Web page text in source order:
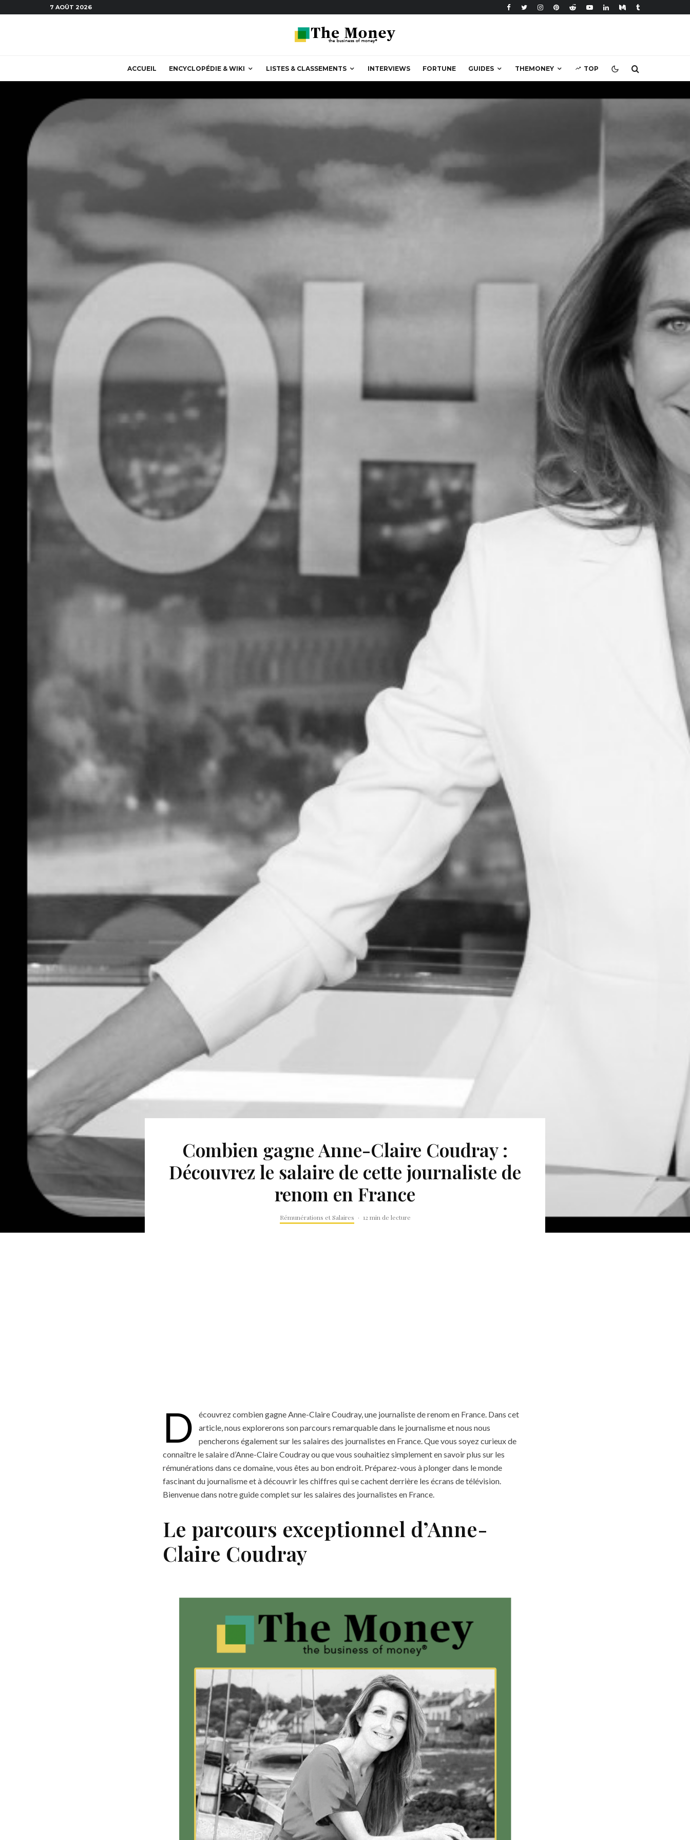
7 AOÛT 2026
ACCUEIL ENCYCLOPÉDIE & WIKI LISTES & CLASSEMENTS INTERVIEWS FORTUNE GUIDES THEMONEY TOP
Combien gagne Anne-Claire Coudray :
Découvrez le salaire de cette journaliste de
renom en France
Rémunérations et Salaires · 12 min de lecture
D
écouvrez combien gagne Anne-Claire Coudray, une journaliste de renom en France. Dans cet
article, nous explorerons son parcours remarquable dans le journalisme et nous nous
pencherons également sur les salaires des journalistes en France. Que vous soyez curieux de
connaître le salaire d’Anne-Claire Coudray ou que vous souhaitiez simplement en savoir plus sur les
rémunérations dans ce domaine, vous êtes au bon endroit. Préparez-vous à plonger dans le monde
fascinant du journalisme et à découvrir les chiffres qui se cachent derrière les écrans de télévision.
Bienvenue dans notre guide complet sur les salaires des journalistes en France.
Le parcours exceptionnel d’Anne-
Claire Coudray